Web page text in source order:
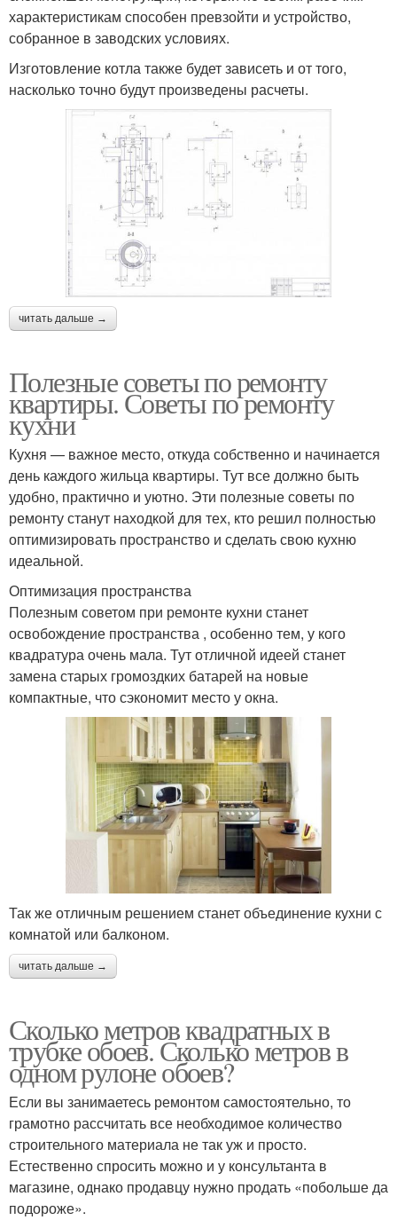
характеристикам способен превзойти и устройство,
собранное в заводских условиях.
Изготовление котла также будет зависеть и от того,
насколько точно будут произведены расчеты.
читать дальше →
Полезные советы по ремонту
квартиры. Советы по ремонту
кухни
Кухня — важное место, откуда собственно и начинается
день каждого жильца квартиры. Тут все должно быть
удобно, практично и уютно. Эти полезные советы по
ремонту станут находкой для тех, кто решил полностью
оптимизировать пространство и сделать свою кухню
идеальной.
Оптимизация пространства
Полезным советом при ремонте кухни станет
освобождение пространства , особенно тем, у кого
квадратура очень мала. Тут отличной идеей станет
замена старых громоздких батарей на новые
компактные, что сэкономит место у окна.
Так же отличным решением станет объединение кухни с
комнатой или балконом.
читать дальше →
Сколько метров квадратных в
трубке обоев. Сколько метров в
одном рулоне обоев?
Если вы занимаетесь ремонтом самостоятельно, то
грамотно рассчитать все необходимое количество
строительного материала не так уж и просто.
Естественно спросить можно и у консультанта в
магазине, однако продавцу нужно продать «побольше да
подороже».